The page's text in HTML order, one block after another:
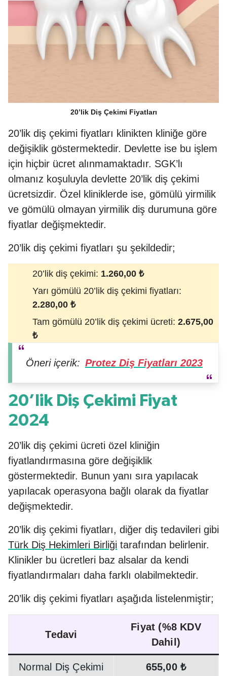
20’lik Diş Çekimi Fiyatları
20’lik diş çekimi fiyatları klinikten kliniğe göre
değişiklik göstermektedir. Devlette ise bu işlem
için hiçbir ücret alınmamaktadır. SGK’lı
olmanız koşuluyla devlette 20’lik diş çekimi
ücretsizdir. Özel kliniklerde ise, gömülü yirmilik
ve gömülü olmayan yirmilik diş durumuna göre
fiyatlar değişmektedir.
20’lik diş çekimi fiyatları şu şekildedir;
20’lik diş çekimi: 1.260,00 ₺
Yarı gömülü 20’lik diş çekimi fiyatları:
2.280,00 ₺
Tam gömülü 20’lik diş çekimi ücreti: 2.675,00
₺
Öneri içerik: Protez Diş Fiyatları 2023
20’lik Diş Çekimi Fiyat
2024
20’lik diş çekimi ücreti özel kliniğin
fiyatlandırmasına göre değişiklik
göstermektedir. Bunun yanı sıra yapılacak
yapılacak operasyona bağlı olarak da fiyatlar
değişmektedir.
20’lik diş çekimi fiyatları, diğer diş tedavileri gibi
Türk Diş Hekimleri Birliği tarafından belirlenir.
Klinikler bu ücretleri baz alsalar da kendi
fiyatlandırmaları daha farklı olabilmektedir.
20’lik diş çekimi fiyatları aşağıda listelenmiştir;
Tedavi
Fiyat (%8 KDV
Dahil)
Normal Diş Çekimi 655,00 ₺